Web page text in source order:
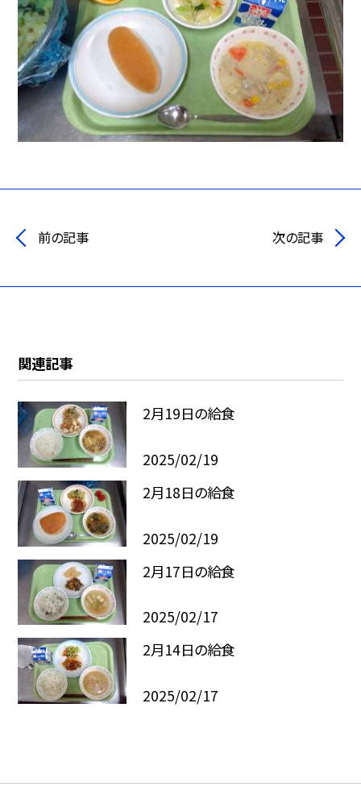
前の記事 次の記事
関連記事
2月19日の給食
2025/02/19
2月18日の給食
2025/02/19
2月17日の給食
2025/02/17
2月14日の給食
2025/02/17